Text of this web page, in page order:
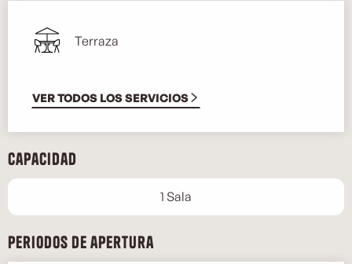
Terraza
VER TODOS LOS SERVICIOS
Capacidad
1 Sala
Periodos de apertura